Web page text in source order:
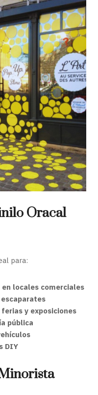
Oracal
para:
locales comerciales
y exposiciones
pública
DIY